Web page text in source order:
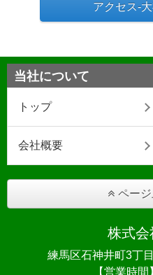
アクセス-
当社について
トップ
会社概要
ペー
株式
練馬区石神井町3丁
【営業時